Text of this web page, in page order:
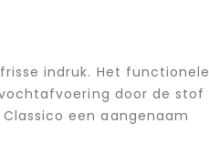
indruk. Het functionele
door de stof
een aangenaam